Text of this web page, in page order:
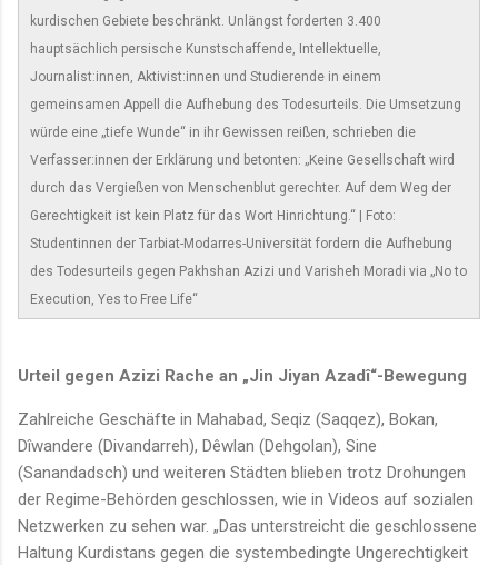
kurdischen Gebiete beschränkt. Unlängst forderten 3.400
hauptsächlich persische Kunstschaffende, Intellektuelle,
Journalist:innen, Aktivist:innen und Studierende in einem
gemeinsamen Appell die Aufhebung des Todesurteils. Die Umsetzung
würde eine „tiefe Wunde“ in ihr Gewissen reißen, schrieben die
Verfasser:innen der Erklärung und betonten: „Keine Gesellschaft wird
durch das Vergießen von Menschenblut gerechter. Auf dem Weg der
Gerechtigkeit ist kein Platz für das Wort Hinrichtung.“ | Foto:
Studentinnen der Tarbiat-Modarres-Universität fordern die Aufhebung
des Todesurteils gegen Pakhshan Azizi und Varisheh Moradi via „No to
Execution, Yes to Free Life“
Urteil gegen Azizi Rache an „Jin Jiyan Azadî“-Bewegung
Zahlreiche Geschäfte in Mahabad, Seqiz (Saqqez), Bokan,
Dîwandere (Divandarreh), Dêwlan (Dehgolan), Sine
(Sanandadsch) und weiteren Städten blieben trotz Drohungen
der Regime-Behörden geschlossen, wie in Videos auf sozialen
Netzwerken zu sehen war. „Das unterstreicht die geschlossene
Haltung Kurdistans gegen die systembedingte Ungerechtigkeit